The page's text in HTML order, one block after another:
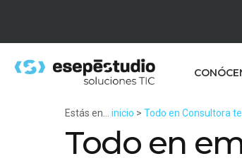
Estás en... inicio > Todo en Consultora
Todo en